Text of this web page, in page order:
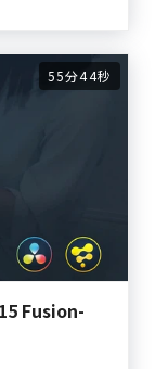
55分44秒
Fusion-